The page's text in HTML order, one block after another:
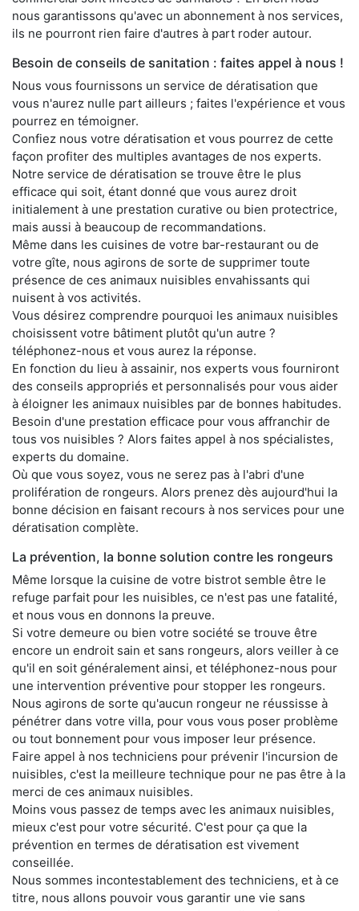
nous garantissons qu'avec un abonnement à nos services,
ils ne pourront rien faire d'autres à part roder autour.
Besoin de conseils de sanitation : faites appel à nous !
Nous vous fournissons un service de dératisation que
vous n'aurez nulle part ailleurs ; faites l'expérience et vous
pourrez en témoigner.
Confiez nous votre dératisation et vous pourrez de cette
façon profiter des multiples avantages de nos experts.
Notre service de dératisation se trouve être le plus
efficace qui soit, étant donné que vous aurez droit
initialement à une prestation curative ou bien protectrice,
mais aussi à beaucoup de recommandations.
Même dans les cuisines de votre bar-restaurant ou de
votre gîte, nous agirons de sorte de supprimer toute
présence de ces animaux nuisibles envahissants qui
nuisent à vos activités.
Vous désirez comprendre pourquoi les animaux nuisibles
choisissent votre bâtiment plutôt qu'un autre ?
téléphonez-nous et vous aurez la réponse.
En fonction du lieu à assainir, nos experts vous fourniront
des conseils appropriés et personnalisés pour vous aider
à éloigner les animaux nuisibles par de bonnes habitudes.
Besoin d'une prestation efficace pour vous affranchir de
tous vos nuisibles ? Alors faites appel à nos spécialistes,
experts du domaine.
Où que vous soyez, vous ne serez pas à l'abri d'une
prolifération de rongeurs. Alors prenez dès aujourd'hui la
bonne décision en faisant recours à nos services pour une
dératisation complète.
La prévention, la bonne solution contre les rongeurs
Même lorsque la cuisine de votre bistrot semble être le
refuge parfait pour les nuisibles, ce n'est pas une fatalité,
et nous vous en donnons la preuve.
Si votre demeure ou bien votre société se trouve être
encore un endroit sain et sans rongeurs, alors veiller à ce
qu'il en soit généralement ainsi, et téléphonez-nous pour
une intervention préventive pour stopper les rongeurs.
Nous agirons de sorte qu'aucun rongeur ne réussisse à
pénétrer dans votre villa, pour vous vous poser problème
ou tout bonnement pour vous imposer leur présence.
Faire appel à nos techniciens pour prévenir l'incursion de
nuisibles, c'est la meilleure technique pour ne pas être à la
merci de ces animaux nuisibles.
Moins vous passez de temps avec les animaux nuisibles,
mieux c'est pour votre sécurité. C'est pour ça que la
prévention en termes de dératisation est vivement
conseillée.
Nous sommes incontestablement des techniciens, et à ce
titre, nous allons pouvoir vous garantir une vie sans